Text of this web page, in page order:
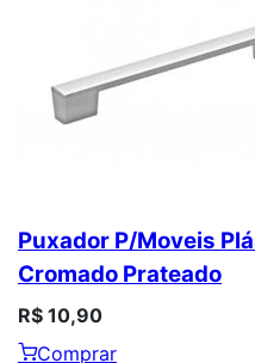
Puxador P/Moveis
Cromado Prateado
R$ 10,90
Comprar